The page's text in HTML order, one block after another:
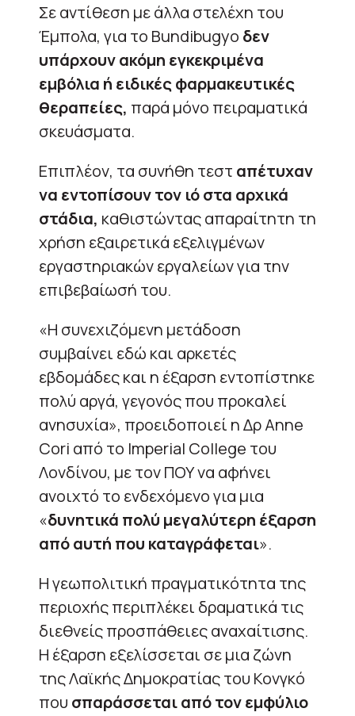
Σε αντίθεση με άλλα στελέχη του
Έμπολα, για το Bundibugyo δεν
υπάρχουν ακόμη εγκεκριμένα
εμβόλια ή ειδικές φαρμακευτικές
θεραπείες, παρά μόνο πειραματικά
σκευάσματα.
Επιπλέον, τα συνήθη τεστ απέτυχαν
να εντοπίσουν τον ιό στα αρχικά
στάδια, καθιστώντας απαραίτητη τη
χρήση εξαιρετικά εξελιγμένων
εργαστηριακών εργαλείων για την
επιβεβαίωσή του.
«Η συνεχιζόμενη μετάδοση
συμβαίνει εδώ και αρκετές
εβδομάδες και η έξαρση εντοπίστηκε
πολύ αργά, γεγονός που προκαλεί
ανησυχία», προειδοποιεί η Δρ Anne
Cori από το Imperial College του
Λονδίνου, με τον ΠΟΥ να αφήνει
ανοιχτό το ενδεχόμενο για μια
«δυνητικά πολύ μεγαλύτερη έξαρση
από αυτή που καταγράφεται».
Η γεωπολιτική πραγματικότητα της
περιοχής περιπλέκει δραματικά τις
διεθνείς προσπάθειες αναχαίτισης.
Η έξαρση εξελίσσεται σε μια ζώνη
της Λαϊκής Δημοκρατίας του Κονγκό
που σπαράσσεται από τον εμφύλιο